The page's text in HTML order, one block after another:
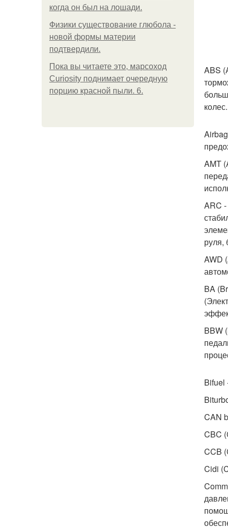
когда он был на лошади.
Физики существование глюбола -
новой формы материи
подтвердили.
Пока вы читаете это, марсоход
Curiosity поднимает очередную
порцию красной пыли. 6.
ABS
колес.
AMT
ARC
руля,
AWD
BA
BBW
Bifuel
CAN
CBC
CCB
Cidi